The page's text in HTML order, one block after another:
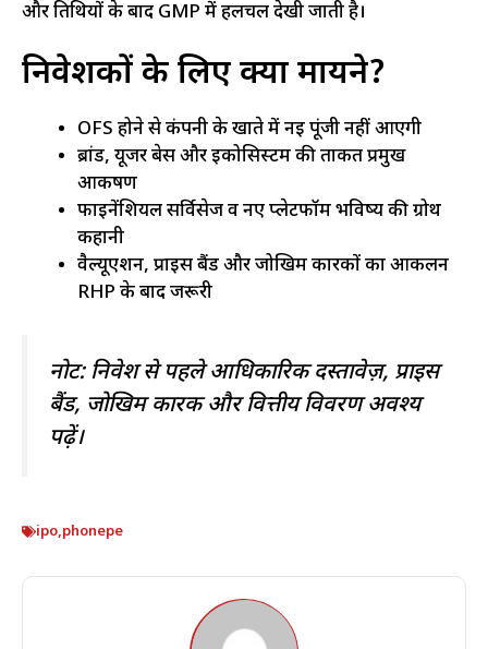
और तिथियों के बाद GMP में हलचल देखी जाती है।
निवेशकों के लिए क्या मायने?
OFS होने से कंपनी के खाते में नई पूंजी नहीं आएगी
ब्रांड, यूजर बेस और इकोसिस्टम की ताकत प्रमुख
आकर्षण
फाइनेंशियल सर्विसेज व नए प्लेटफॉर्म भविष्य की ग्रोथ
कहानी
वैल्यूएशन, प्राइस बैंड और जोखिम कारकों का आकलन
RHP के बाद जरूरी
नोट: निवेश से पहले आधिकारिक दस्तावेज़, प्राइस
बैंड, जोखिम कारक और वित्तीय विवरण अवश्य
पढ़ें।
ipo,phonepe